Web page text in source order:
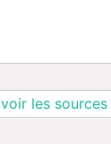
voir les sources